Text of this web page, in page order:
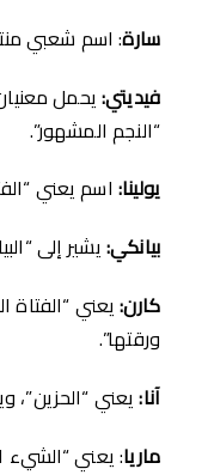
سارة: اسم شعبي
فيديتي:يحمل
“النجم المشهور”.
يولينا: اسم يعني
بيانكي:يشير إلى
كارن:يعني “الفتاة
ورقتها”.
آنا:يعني “الحزين”،
ماريا: يعني “الشيء